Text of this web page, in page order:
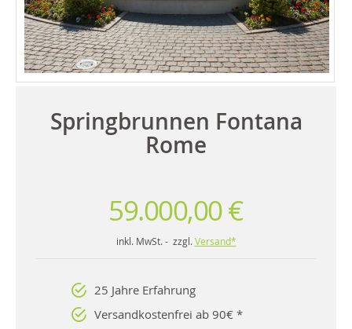
Springbrunnen Fontana
Rome
59.000,00 €
inkl. MwSt. - zzgl. Versand*
25 Jahre Erfahrung
Versandkostenfrei ab 90€ *